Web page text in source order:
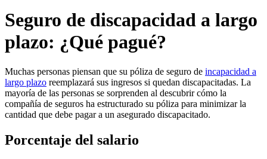
Seguro de discapacidad a largo
plazo: ¿Qué pagué?
Muchas personas piensan que su póliza de seguro de incapacidad a
largo plazo reemplazará sus ingresos si quedan discapacitadas. La
mayoría de las personas se sorprenden al descubrir cómo la
compañía de seguros ha estructurado su póliza para minimizar la
cantidad que debe pagar a un asegurado discapacitado.
Porcentaje del salario